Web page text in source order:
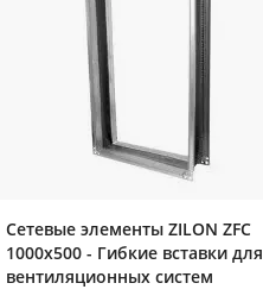
Сетевые элементы ZILON ZFC
1000x500 - Гибкие вставки для
вентиляционных систем